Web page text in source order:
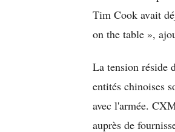
Tim Cook avait
on the table »,
La tension réside
entités chinoises
avec l'armée.
auprès de